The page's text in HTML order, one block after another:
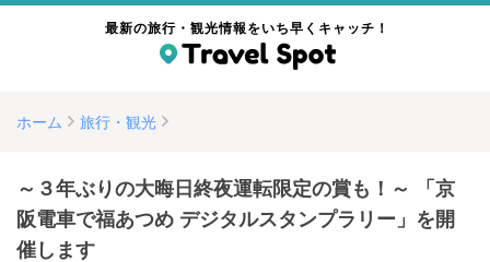
最新の旅行・観光情報をいち早くキャッチ！
ホーム 旅行・観光
～３年ぶりの大晦日終夜運転限定の賞も！～ 「京
阪電車で福あつめ デジタルスタンプラリー」を開
催します